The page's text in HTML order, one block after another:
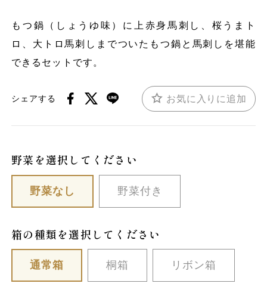
もつ鍋（しょうゆ味）に上赤身馬刺し、桜うまト
ロ、大トロ馬刺しまでついたもつ鍋と馬刺しを堪能
できるセットです。
シェアする お気に入りに追加
野菜を選択してください
野菜なし 野菜付き
箱の種類を選択してください
通常箱 桐箱 リボン箱